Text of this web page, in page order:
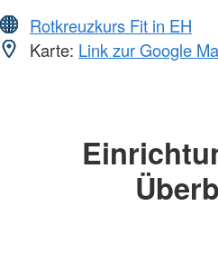
Rotkreuzkurs Fit in EH
Karte: Link zur Google